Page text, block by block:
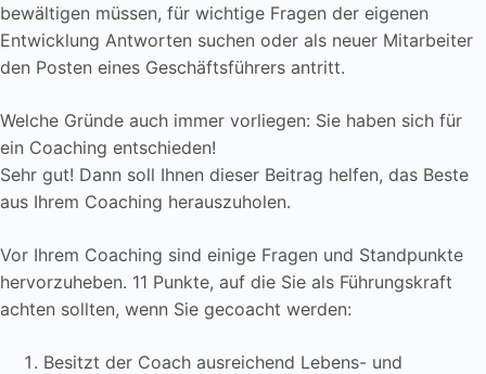
bewältigen müssen, für wichtige Fragen der eigenen
Entwicklung Antworten suchen oder als neuer Mitarbeiter
den Posten eines Geschäftsführers antritt.
Welche Gründe auch immer vorliegen: Sie haben sich für
ein Coaching entschieden!
Sehr gut! Dann soll Ihnen dieser Beitrag helfen, das Beste
aus Ihrem Coaching herauszuholen.
Vor Ihrem Coaching sind einige Fragen und Standpunkte
hervorzuheben. 11 Punkte, auf die Sie als Führungskraft
achten sollten, wenn Sie gecoacht werden:
Besitzt der Coach ausreichend Lebens- und